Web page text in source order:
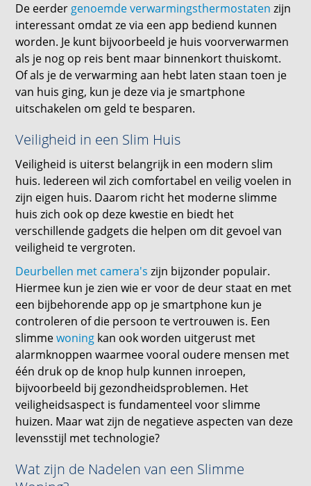
De eerder genoemde verwarmingsthermostaten zijn
interessant omdat ze via een app bediend kunnen
worden. Je kunt bijvoorbeeld je huis voorverwarmen
als je nog op reis bent maar binnenkort thuiskomt.
Of als je de verwarming aan hebt laten staan toen je
van huis ging, kun je deze via je smartphone
uitschakelen om geld te besparen.
Veiligheid in een Slim Huis
Veiligheid is uiterst belangrijk in een modern slim
huis. Iedereen wil zich comfortabel en veilig voelen in
zijn eigen huis. Daarom richt het moderne slimme
huis zich ook op deze kwestie en biedt het
verschillende gadgets die helpen om dit gevoel van
veiligheid te vergroten.
Deurbellen met camera's zijn bijzonder populair.
Hiermee kun je zien wie er voor de deur staat en met
een bijbehorende app op je smartphone kun je
controleren of die persoon te vertrouwen is. Een
slimmewoning kan ook worden uitgerust met
alarmknoppen waarmee vooral oudere mensen met
één druk op de knop hulp kunnen inroepen,
bijvoorbeeld bij gezondheidsproblemen. Het
veiligheidsaspect is fundamenteel voor slimme
huizen. Maar wat zijn de negatieve aspecten van deze
levensstijl met technologie?
Wat zijn de Nadelen van een Slimme